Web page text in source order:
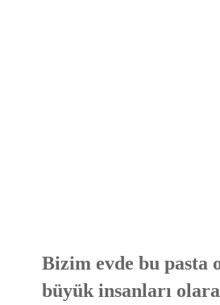
Bizim evde bu pasta
büyük insanları